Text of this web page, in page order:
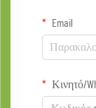
Email
Κινητό/